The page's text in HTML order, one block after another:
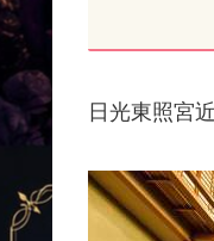
日光東照宮